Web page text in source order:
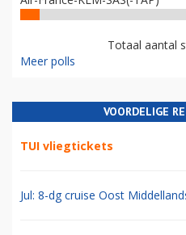
Totaal aantal
Meer polls
VOORDELIGE
TUI vliegtickets
Jul: 8-dg cruise Oost